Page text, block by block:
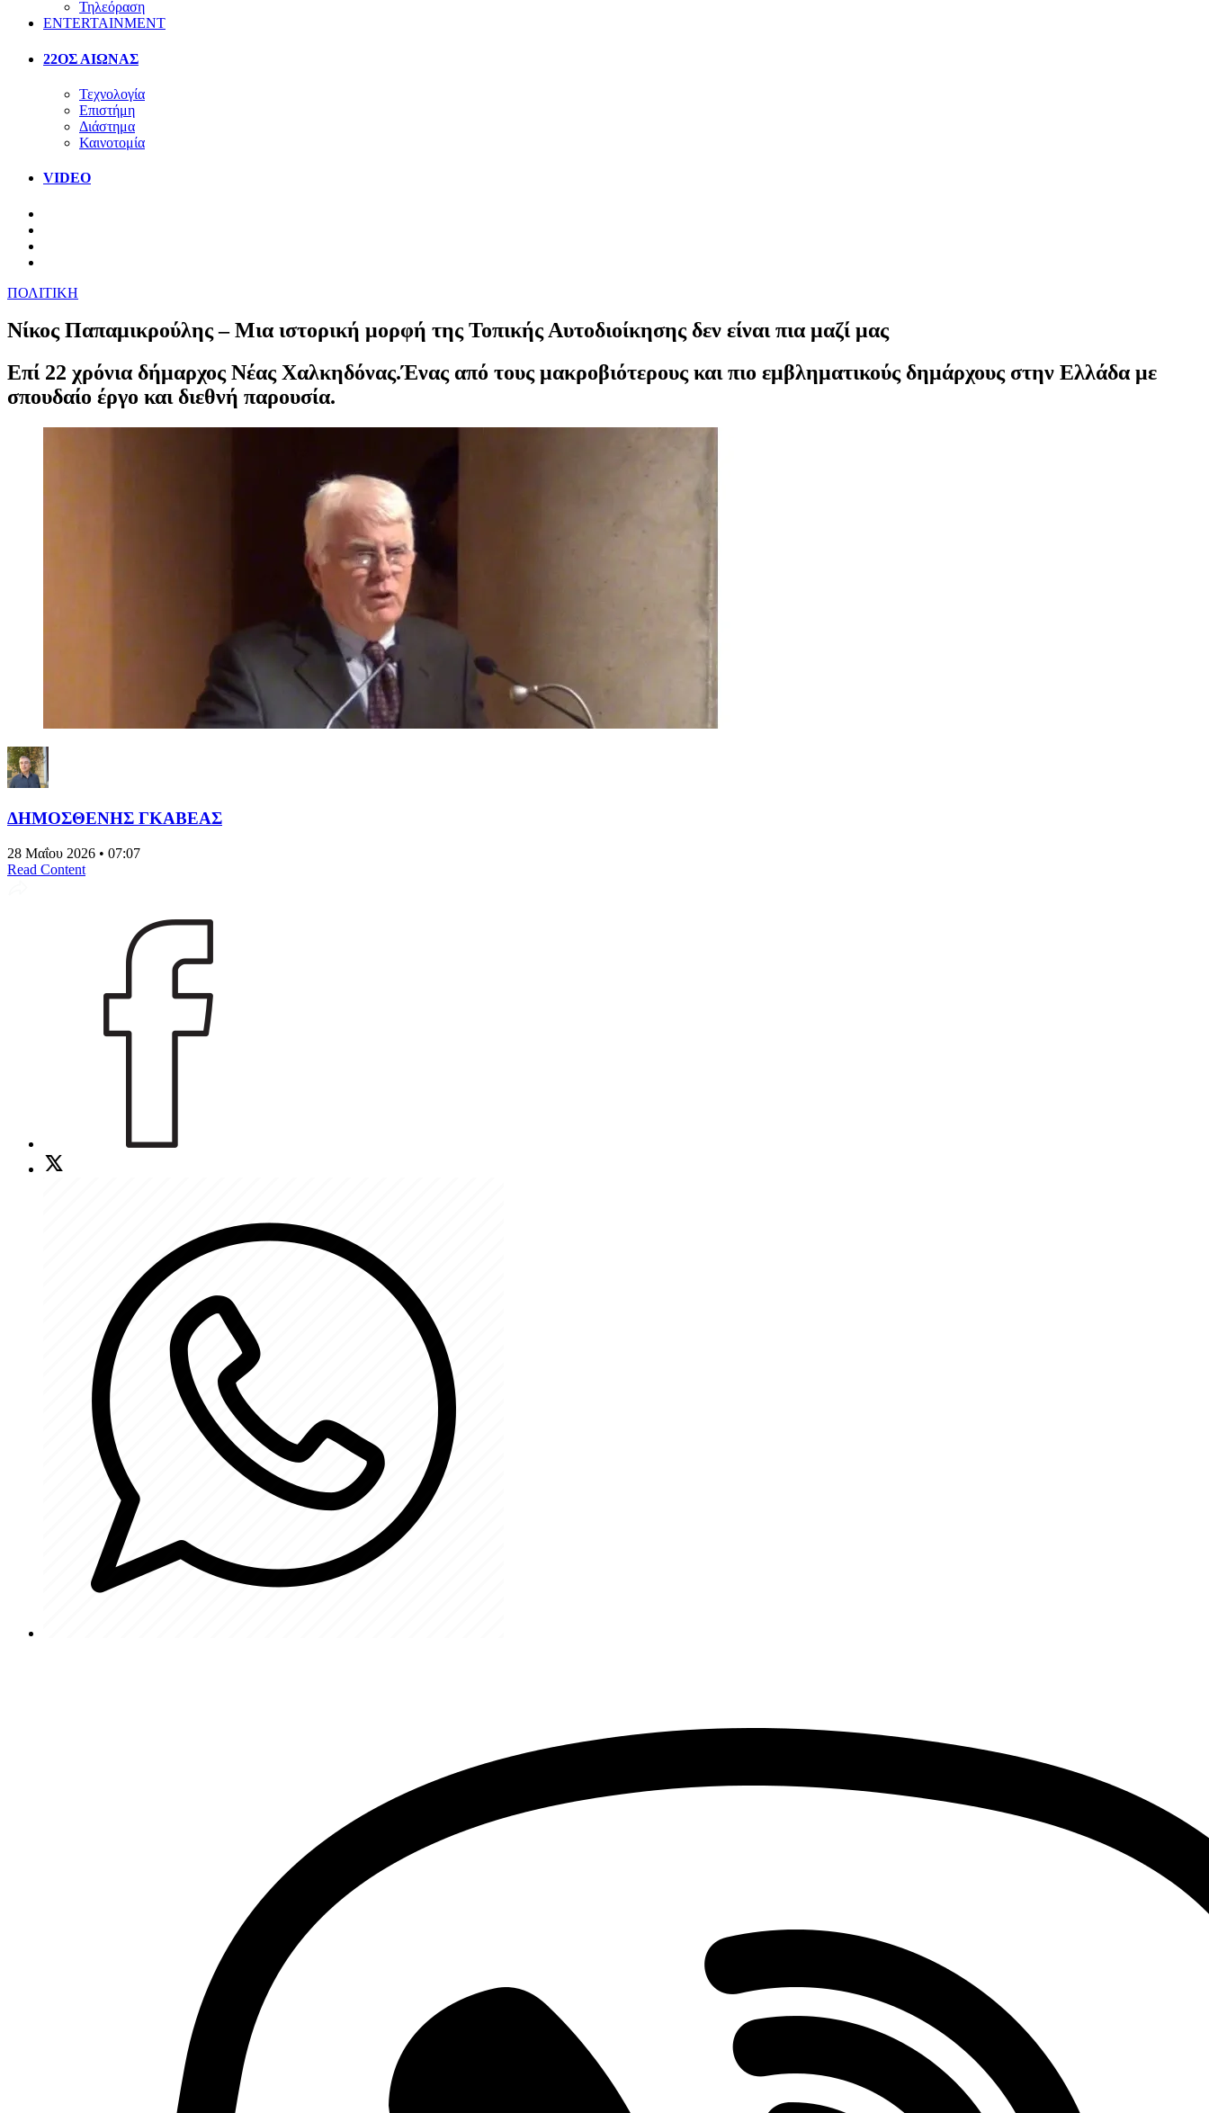
Τηλεόραση
ENTERTAINMENT
22ΟΣ ΑΙΩΝΑΣ
Τεχνολογία
Επιστήμη
Διάστημα
Καινοτομία
VIDEO
ΠΟΛΙΤΙΚΗ
Νίκος Παπαμικρούλης – Μια ιστορική μορφή της Τοπικής Αυτοδιοίκησης δεν είναι πια μαζί μας
Επί 22 χρόνια δήμαρχος Νέας Χαλκηδόνας.Ένας από τους μακροβιότερους και πιο εμβληματικούς δημάρχους στην Ελλάδα με
σπουδαίο έργο και διεθνή παρουσία.
ΔΗΜΟΣΘΕΝΗΣ ΓΚΑΒΕΑΣ
28 Μαΐου 2026 • 07:07
Read Content